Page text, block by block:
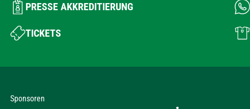
PRESSE AKKREDITIERUNG
TICKETS
Sponsoren